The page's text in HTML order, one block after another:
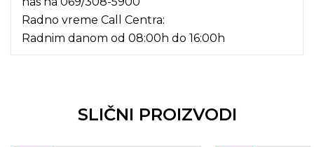
Radno vreme Call Centra:
Radnim danom od 08:00h do 16:00h
SLIČNI PROIZVODI